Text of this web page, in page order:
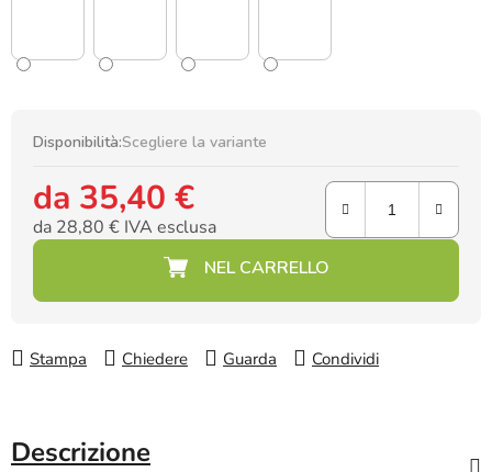
Disponibilità:Scegliere la variante
da 35,40 €
da 28,80 € IVA esclusa
Prezzo della misura:
Stampa Chiedere Guarda Condividi
Descrizione